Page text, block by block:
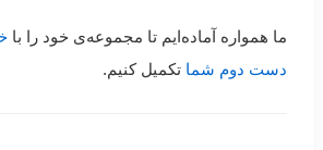
ما همواره آماده‌ایم تا مجموعه‌ی خود را با
دست دوم شما تکمیل کنیم.